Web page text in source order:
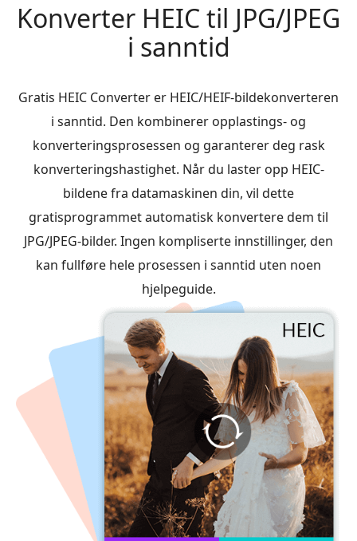
Konverter HEIC til JPG/JPEG
i sanntid
Gratis HEIC Converter er HEIC/HEIF-bildekonverteren
i sanntid. Den kombinerer opplastings- og
konverteringsprosessen og garanterer deg rask
konverteringshastighet. Når du laster opp HEIC-
bildene fra datamaskinen din, vil dette
gratisprogrammet automatisk konvertere dem til
JPG/JPEG-bilder. Ingen kompliserte innstillinger, den
kan fullføre hele prosessen i sanntid uten noen
hjelpeguide.